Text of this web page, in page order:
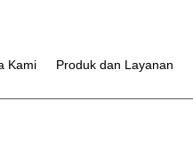
Kami Produk dan Layanan